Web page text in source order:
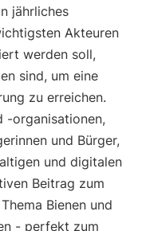
jährliches
Akteuren
werden soll,
sind, um eine
zu erreichen.
-organisationen,
und Bürger,
und digitalen
Beitrag zum
Bienen und
- perfekt zum